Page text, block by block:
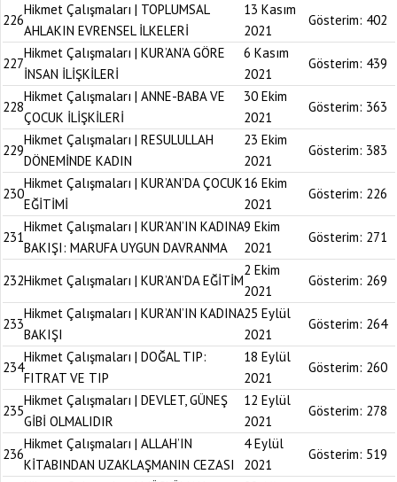
226
Hikmet Çalışmaları | TOPLUMSAL
AHLAKIN EVRENSEL İLKELERİ
13 Kasım
2021
Gösterim: 402
227
Hikmet Çalışmaları | KUR’AN’A GÖRE
İNSAN İLİŞKİLERİ
6 Kasım
2021
Gösterim: 439
228
Hikmet Çalışmaları | ANNE-BABA VE
ÇOCUK İLİŞKİLERİ
30 Ekim
2021
Gösterim: 363
229
Hikmet Çalışmaları | RESULULLAH
DÖNEMİNDE KADIN
23 Ekim
2021
Gösterim: 383
230
Hikmet Çalışmaları | KUR’AN’DA ÇOCUK
EĞİTİMİ
16 Ekim
2021
Gösterim: 226
231
Hikmet Çalışmaları | KUR’AN’IN KADINA
BAKIŞI: MARUFA UYGUN DAVRANMA
9 Ekim
2021
Gösterim: 271
232Hikmet Çalışmaları | KUR’AN’DA EĞİTİM
2 Ekim
2021
Gösterim: 269
233
Hikmet Çalışmaları | KUR’AN’IN KADINA
BAKIŞI
25 Eylül
2021
Gösterim: 264
234
Hikmet Çalışmaları | DOĞAL TIP:
FITRAT VE TIP
18 Eylül
2021
Gösterim: 260
235
Hikmet Çalışmaları | DEVLET, GÜNEŞ
GİBİ OLMALIDIR
12 Eylül
2021
Gösterim: 278
236
Hikmet Çalışmaları | ALLAH’IN
KİTABINDAN UZAKLAŞMANIN CEZASI
4 Eylül
2021
Gösterim: 519